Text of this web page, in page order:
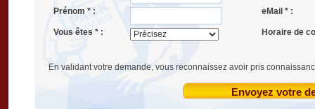
Prénom * : eMail * :
Vous êtes * : Horaire de
En validant votre demande, vous reconnaissez avoir pris
Envoyez votre